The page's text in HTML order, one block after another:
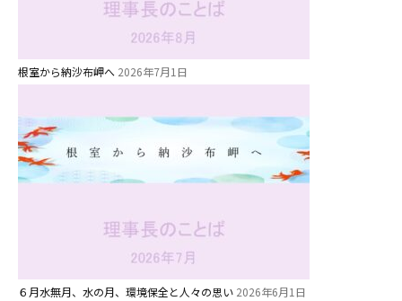
根室から納沙布岬へ 2026年7月1日
６月水無月、水の月、環境保全と人々の思い 2026年6月1日